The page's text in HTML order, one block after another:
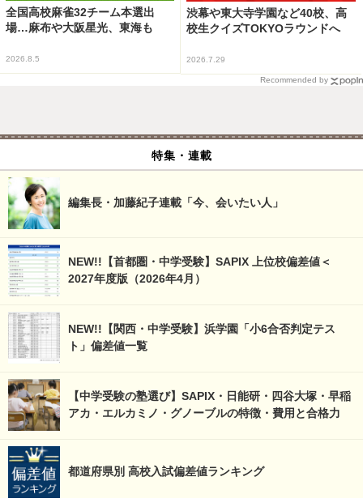
全国高校麻雀32チーム本選出
場…麻布や大阪星光、東海も
2026.8.5
渋幕や東大寺学園など40校、高
校生クイズTOKYOラウンドへ
2026.7.29
Recommended by
特集・連載
編集長・加藤紀子連載「今、会いたい人」
NEW!!【首都圏・中学受験】SAPIX 上位校偏差値＜
2027年度版（2026年4月）
NEW!!【関西・中学受験】浜学園「小6合否判定テス
ト」偏差値一覧
【中学受験の塾選び】SAPIX・日能研・四谷大塚・早稲
アカ・エルカミノ・グノーブルの特徴・費用と合格力
都道府県別 高校入試偏差値ランキング